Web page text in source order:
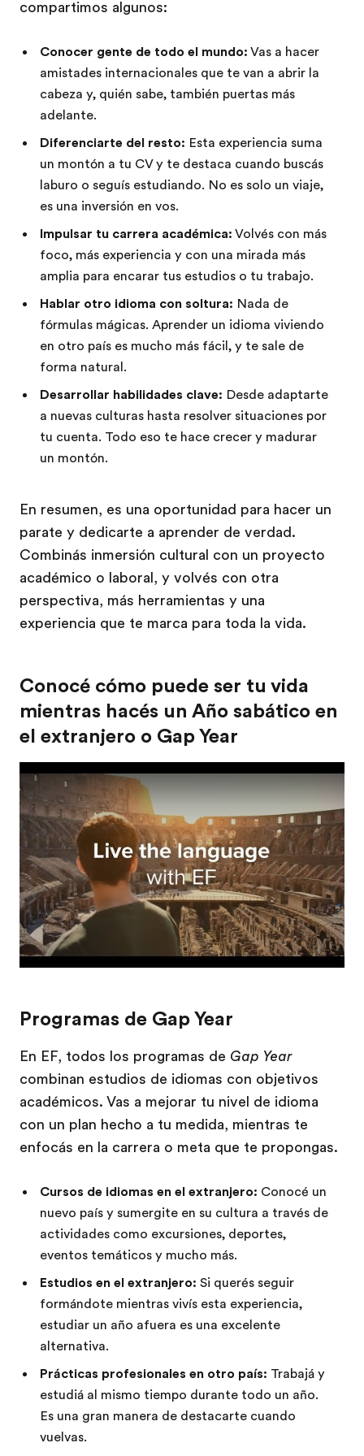
compartimos algunos:
Conocer gente de todo el mundo: Vas a hacer
amistades internacionales que te van a abrir la
cabeza y, quién sabe, también puertas más
adelante.
Diferenciarte del resto: Esta experiencia suma
un montón a tu CV y te destaca cuando buscás
laburo o seguís estudiando. No es solo un viaje,
es una inversión en vos.
Impulsar tu carrera académica: Volvés con más
foco, más experiencia y con una mirada más
amplia para encarar tus estudios o tu trabajo.
Hablar otro idioma con soltura: Nada de
fórmulas mágicas. Aprender un idioma viviendo
en otro país es mucho más fácil, y te sale de
forma natural.
Desarrollar habilidades clave: Desde adaptarte
a nuevas culturas hasta resolver situaciones por
tu cuenta. Todo eso te hace crecer y madurar
un montón.
En resumen, es una oportunidad para hacer un
parate y dedicarte a aprender de verdad.
Combinás inmersión cultural con un proyecto
académico o laboral, y volvés con otra
perspectiva, más herramientas y una
experiencia que te marca para toda la vida.
Conocé cómo puede ser tu vida
mientras hacés un Año sabático en
el extranjero o Gap Year
Play
Programas de Gap Year
En EF, todos los programas de Gap Year
combinan estudios de idiomas con objetivos
académicos. Vas a mejorar tu nivel de idioma
con un plan hecho a tu medida, mientras te
enfocás en la carrera o meta que te propongas.
Cursos de idiomas en el extranjero: Conocé un
nuevo país y sumergite en su cultura a través de
actividades como excursiones, deportes,
eventos temáticos y mucho más.
Estudios en el extranjero: Si querés seguir
formándote mientras vivís esta experiencia,
estudiar un año afuera es una excelente
alternativa.
Prácticas profesionales en otro país: Trabajá y
estudiá al mismo tiempo durante todo un año.
Es una gran manera de destacarte cuando
vuelvas.